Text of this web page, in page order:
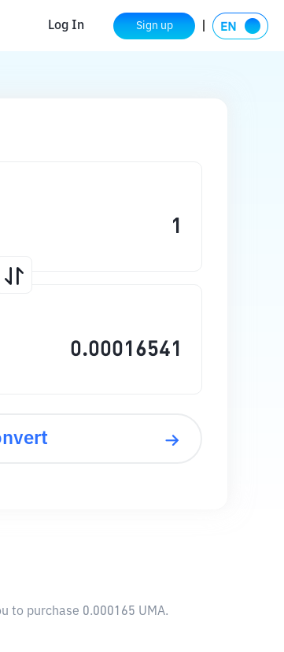
Log In Sign up
to purchase 0.000165 UMA.